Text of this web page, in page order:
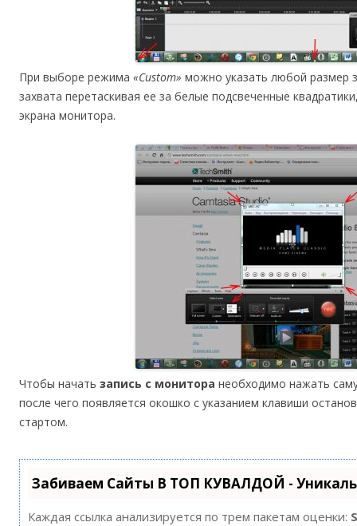
При выборе режима «Custom» можно указать любой размер
захвата перетаскивая ее за белые подсвеченные
экрана монитора.
Чтобы начать запись с монитора необходимо нажать
после чего появляется окошко с указанием клавиши
стартом.
Забиваем Сайты В ТОП КУВАЛДОЙ -
Каждая ссылка анализируется по трем пакетам оценки: